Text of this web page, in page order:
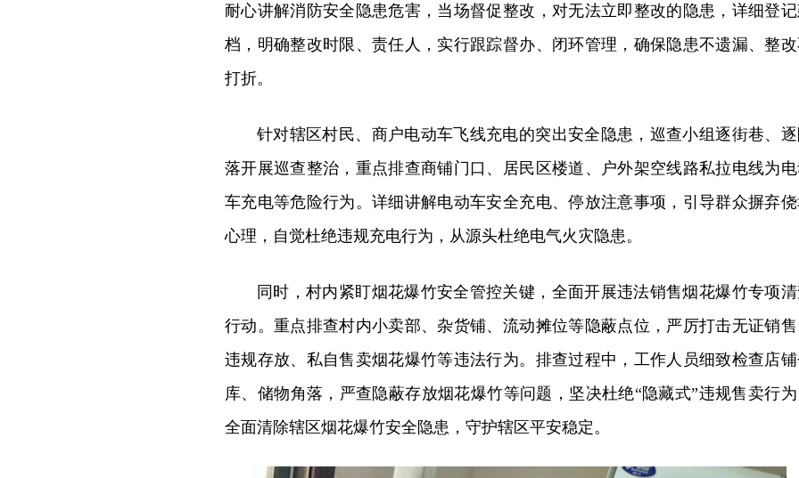
耐心讲解消防安全隐患危害，当场督促整改，对无法立即整改的隐患，详细登
档，明确整改时限、责任人，实行跟踪督办、闭环管理，确保隐患不遗漏、整
打折。
针对辖区村民、商户电动车飞线充电的突出安全隐患，巡查小组逐街巷、
落开展巡查整治，重点排查商铺门口、居民区楼道、户外架空线路私拉电线为
车充电等危险行为。详细讲解电动车安全充电、停放注意事项，引导群众摒弃
心理，自觉杜绝违规充电行为，从源头杜绝电气火灾隐患。
同时，村内紧盯烟花爆竹安全管控关键，全面开展违法销售烟花爆竹专项
行动。重点排查村内小卖部、杂货铺、流动摊位等隐蔽点位，严厉打击无证销售
违规存放、私自售卖烟花爆竹等违法行为。排查过程中，工作人员细致检查店
库、储物角落，严查隐蔽存放烟花爆竹等问题，坚决杜绝“隐藏式”违规售卖行为
全面清除辖区烟花爆竹安全隐患，守护辖区平安稳定。